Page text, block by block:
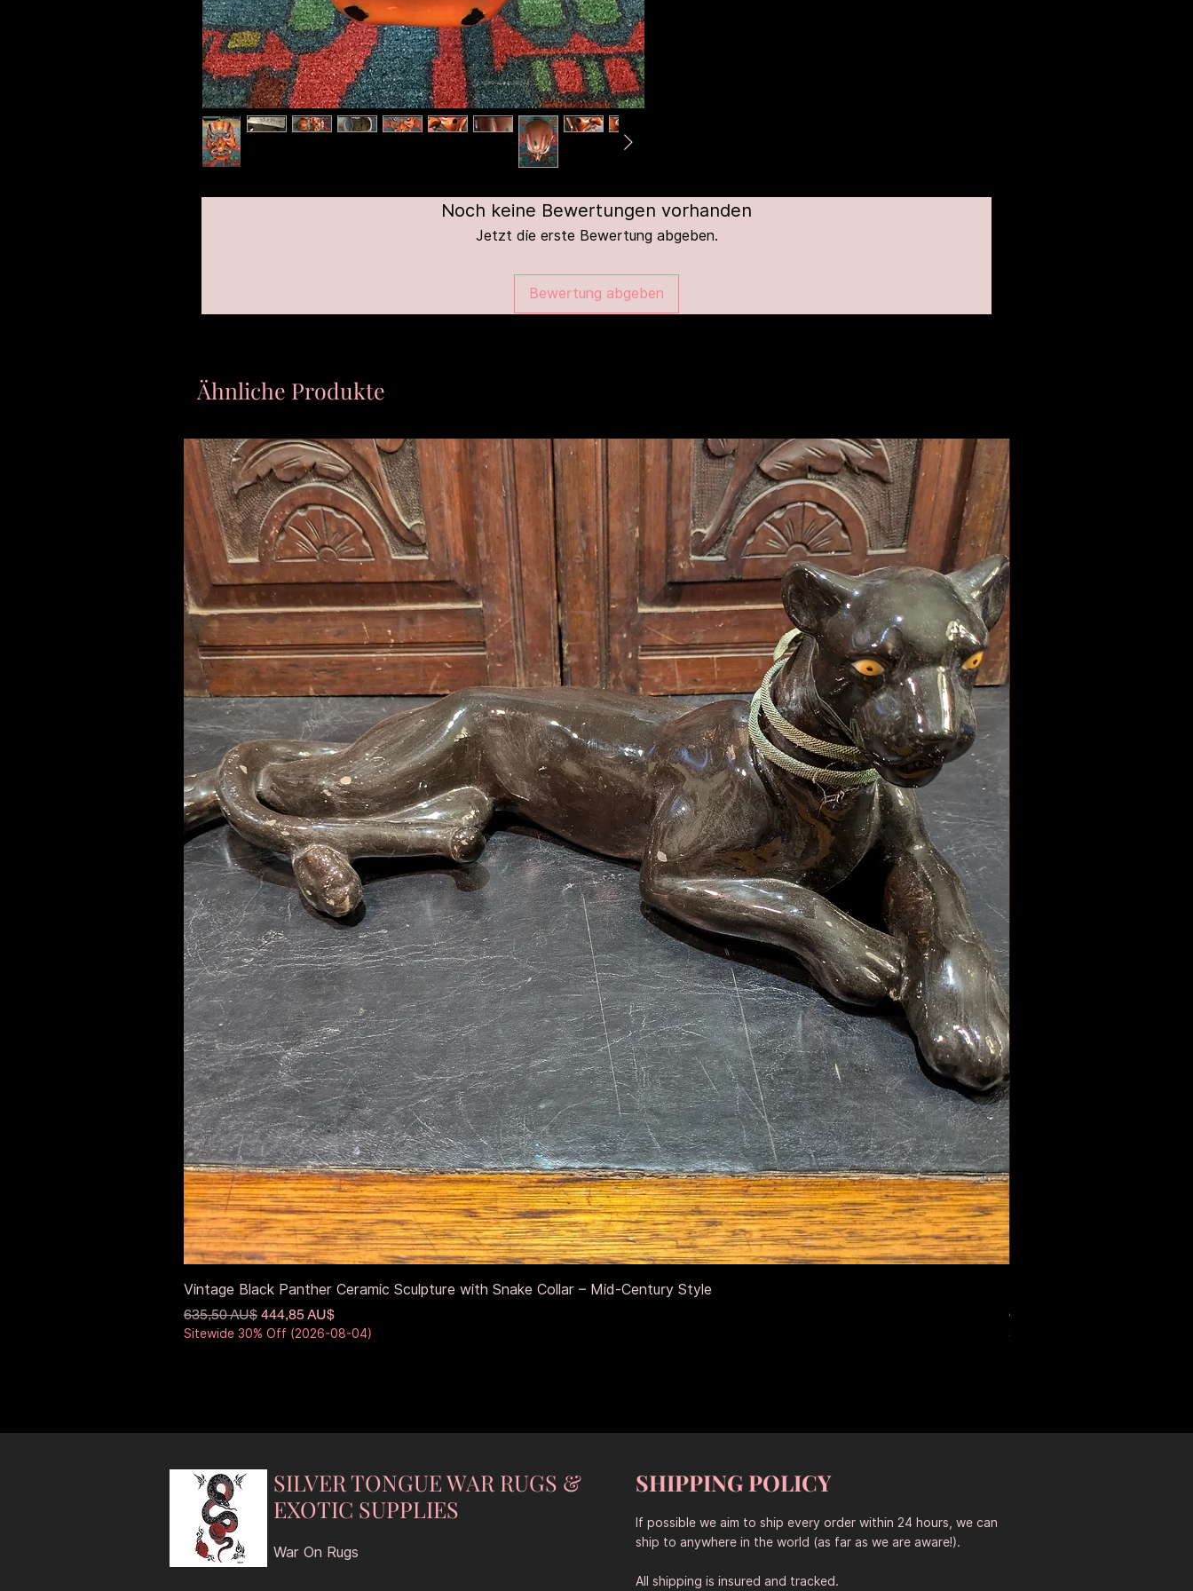
Noch keine Bewertungen vorhanden
Jetzt die erste Bewertung abgeben.
Bewertung abgeben
Ähnliche Produkte
Schnellansicht
Vintage Black Panther Ceramic Sculpture with Snake Collar – Mid-Century Style
Standardpreis
635,50 AU$ Sale-Preis
444,85 AU$
Sitewide 30% Off (2026-08-04)
Standardpreis
653,50 AU$
Sitewide 30% Off (2026-08-
SILVER TONGUE WAR RUGS &
EXOTIC SUPPLIES
War On Rugs
SHIPPING POLICY
If possible we aim to ship every order within 24 hours, we can
ship to anywhere in the world (as far as we are aware!).
All shipping is insured and tracked.